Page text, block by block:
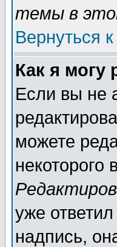
темы в
Вернуться
Как я могу
Если вы не
можете
уже
надпись,